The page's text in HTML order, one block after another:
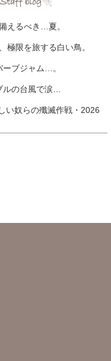
えるべき…夏。
限を旅する白い鳥。
ブジャム…。
の台風で涙…
い奴らの殲滅作戦・2026